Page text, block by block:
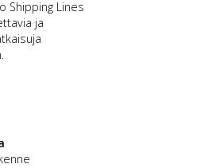
Shipping Lines
ja